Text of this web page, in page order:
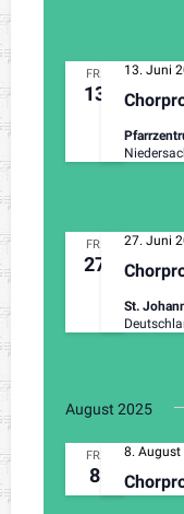
FR.
13
13. Juni
FR.
27
27. Juni
St.
August 2025
FR.
8
8. August